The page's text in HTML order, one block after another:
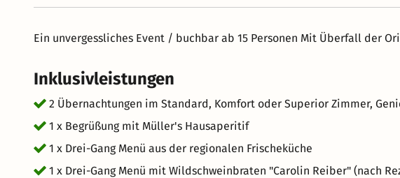
Ein unvergessliches Event / buchbar ab 15 Personen Mit Überfall der
Inklusivleistungen
2 Übernachtungen im Standard, Komfort oder Superior Zimmer,
1 x Begrüßung mit Müller's Hausaperitif
1 x Drei-Gang Menü aus der regionalen Frischeküche
1 x Drei-Gang Menü mit Wildschweinbraten "Carolin Reiber" (nach